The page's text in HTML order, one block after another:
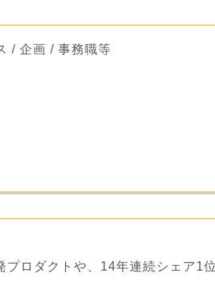
/ 企画 / 事務職等
ロダクトや、14年連続シェア1